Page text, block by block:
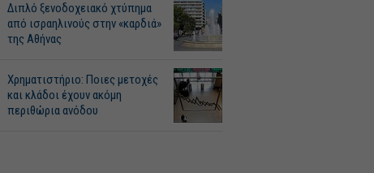
Διπλό ξενοδοχειακό χτύπημα
από ισραηλινούς στην «καρδιά»
της Αθήνας
Χρηματιστήριο: Ποιες μετοχές
και κλάδοι έχουν ακόμη
περιθώρια ανόδου